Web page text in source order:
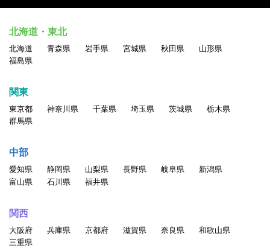
北海道・東北
北海道 青森県 岩手県 宮城県 秋田県
山形県
福島県
関東
東京都 神奈川県 千葉県 埼玉県 茨城県
栃木県
群馬県
中部
愛知県 静岡県 山梨県 長野県 岐阜県
新潟県
富山県
石川県 福井県
関西
大阪府 兵庫県 京都府 滋賀県 奈良県
和歌山県
三重県